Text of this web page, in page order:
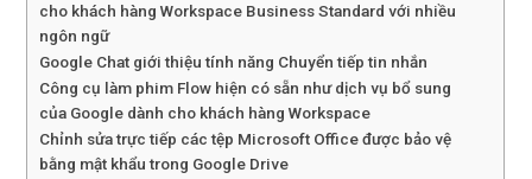
cho khách hàng Workspace Business Standard với nhiều
ngôn ngữ
Google Chat giới thiệu tính năng Chuyển tiếp tin nhắn
Công cụ làm phim Flow hiện có sẵn như dịch vụ bổ sung
của Google dành cho khách hàng Workspace
Chỉnh sửa trực tiếp các tệp Microsoft Office được bảo vệ
bằng mật khẩu trong Google Drive